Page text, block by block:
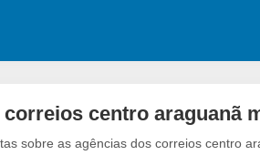
centro araguanã
sobre as agências dos correios centro